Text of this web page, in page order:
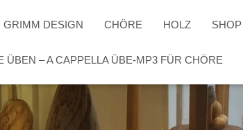
GRIMM DESIGN CHÖRE HOLZ SHOP
ÜBEN – A CAPPELLA ÜBE-MP3 FÜR CHÖRE